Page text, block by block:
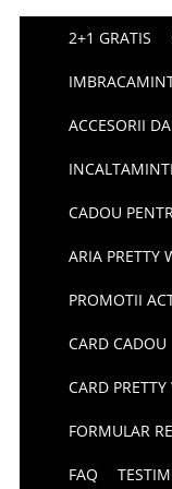
2+1 GRATIS
ACCESORII
CADOU
ARIA PRETTY
PROMOTII
CARD CADOU
CARD
FORMULAR
FAQ